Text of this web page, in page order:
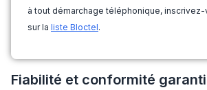
à tout démarchage téléphonique,
sur la liste Bloctel.
Fiabilité et conformité